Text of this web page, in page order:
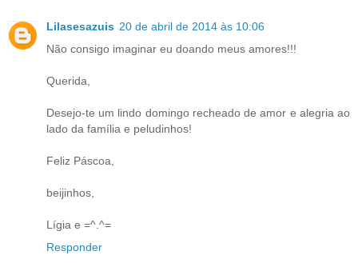
Lilasesazuis 20 de abril de 2014 às 10:06
Não consigo imaginar eu doando meus amores!!!
Querida,
Desejo-te um lindo domingo recheado de amor e alegria ao
lado da família e peludinhos!
Feliz Páscoa,
beijinhos,
Lígia e =^.^=
Responder